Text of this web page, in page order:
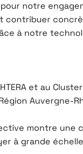
notre
contribuer
à notre
et au
Auvergne-
montre une
à grande